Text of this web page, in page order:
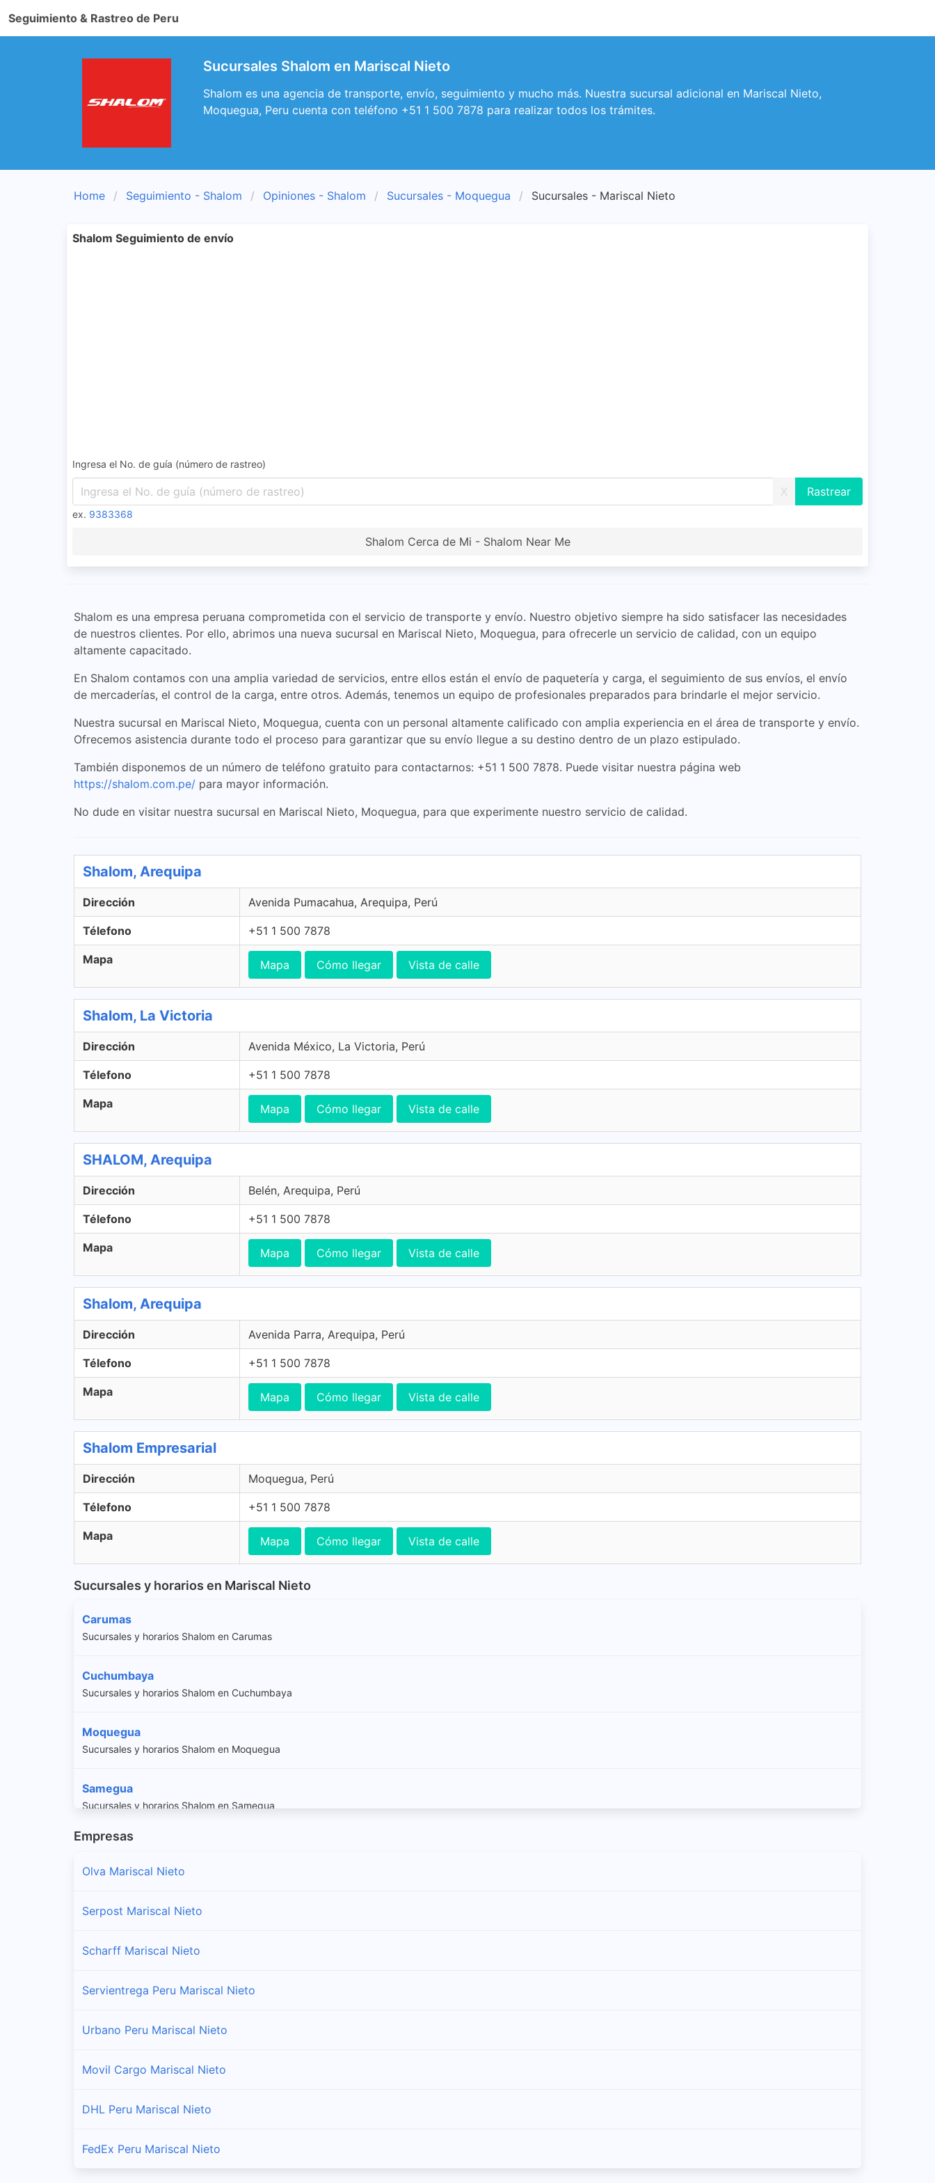
Seguimiento & Rastreo de Peru
Sucursales Shalom en Mariscal Nieto
Shalom es una agencia de transporte, envío, seguimiento y mucho más. Nuestra sucursal adicional en Mariscal Nieto,
Moquegua, Peru cuenta con teléfono +51 1 500 7878 para realizar todos los trámites.
Home Seguimiento - Shalom Opiniones - Shalom Sucursales - Moquegua Sucursales - Mariscal Nieto
Shalom Seguimiento de envío
Ingresa el No. de guía (número de rastreo)
X
ex. 9383368
Shalom Cerca de Mi - Shalom Near Me
Shalom es una empresa peruana comprometida con el servicio de transporte y envío. Nuestro objetivo siempre ha sido satisfacer las necesidades
de nuestros clientes. Por ello, abrimos una nueva sucursal en Mariscal Nieto, Moquegua, para ofrecerle un servicio de calidad, con un equipo
altamente capacitado.
En Shalom contamos con una amplia variedad de servicios, entre ellos están el envío de paquetería y carga, el seguimiento de sus envíos, el envío
de mercaderías, el control de la carga, entre otros. Además, tenemos un equipo de profesionales preparados para brindarle el mejor servicio.
Nuestra sucursal en Mariscal Nieto, Moquegua, cuenta con un personal altamente calificado con amplia experiencia en el área de transporte y envío.
Ofrecemos asistencia durante todo el proceso para garantizar que su envío llegue a su destino dentro de un plazo estipulado.
También disponemos de un número de teléfono gratuito para contactarnos: +51 1 500 7878. Puede visitar nuestra página web
https://shalom.com.pe/ para mayor información.
No dude en visitar nuestra sucursal en Mariscal Nieto, Moquegua, para que experimente nuestro servicio de calidad.
Shalom, Arequipa
Dirección Avenida Pumacahua, Arequipa, Perú
Télefono +51 1 500 7878
Mapa Mapa Cómo llegar Vista de calle
Shalom, La Victoria
Dirección Avenida México, La Victoria, Perú
Télefono +51 1 500 7878
Mapa Mapa Cómo llegar Vista de calle
SHALOM, Arequipa
Dirección Belén, Arequipa, Perú
Télefono +51 1 500 7878
Mapa Mapa Cómo llegar Vista de calle
Shalom, Arequipa
Dirección Avenida Parra, Arequipa, Perú
Télefono +51 1 500 7878
Mapa Mapa Cómo llegar Vista de calle
Shalom Empresarial
Dirección Moquegua, Perú
Télefono +51 1 500 7878
Mapa Mapa Cómo llegar Vista de calle
Sucursales y horarios en Mariscal Nieto
Carumas
Sucursales y horarios Shalom en Carumas
Cuchumbaya
Sucursales y horarios Shalom en Cuchumbaya
Moquegua
Sucursales y horarios Shalom en Moquegua
Samegua
Sucursales y horarios Shalom en Samegua
San Cristobal
Sucursales y horarios Shalom en Torata
Empresas
Olva Mariscal Nieto
Serpost Mariscal Nieto
Scharff Mariscal Nieto
Servientrega Peru Mariscal Nieto
Urbano Peru Mariscal Nieto
Movil Cargo Mariscal Nieto
DHL Peru Mariscal Nieto
FedEx Peru Mariscal Nieto